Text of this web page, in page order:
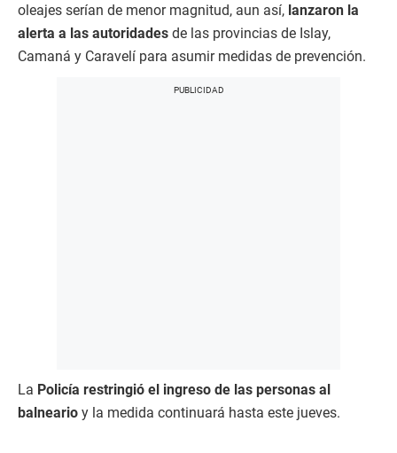
oleajes serían de menor magnitud, aun así, lanzaron la
alerta a las autoridades de las provincias de Islay,
Camaná y Caravelí para asumir medidas de prevención.
La Policía restringió el ingreso de las personas al
balneario y la medida continuará hasta este jueves.